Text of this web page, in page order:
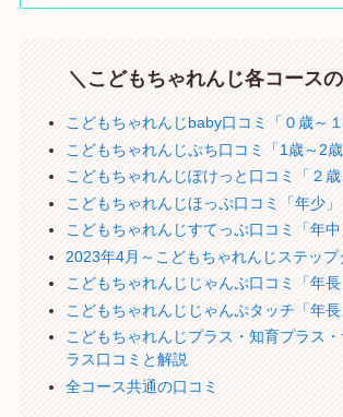
＼こどもちゃれんじ各コース
こどもちゃれんじbaby口コミ「０歳～１
こどもちゃれんじぷち口コミ「1歳～2歳
こどもちゃれんじぽけっと口コミ「２歳
こどもちゃれんじほっぷ口コミ「年少」
こどもちゃれんじすてっぷ口コミ「年中
2023年4月～こどもちゃれんじステップ
こどもちゃれんじじゃんぷ口コミ「年長
こどもちゃれんじじゃんぷタッチ「年長
こどもちゃれんじプラス・知育プラス
ラス口コミと解説
全コース共通の口コミ